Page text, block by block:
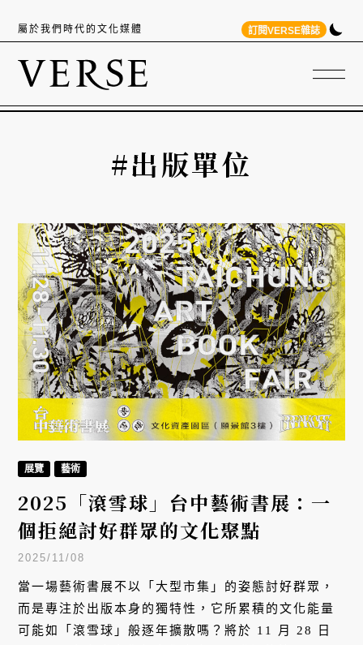
屬於我們時代的文化媒體 訂閱VERSE雜誌
#出版單位
展覽 藝術
2025「滾雪球」台中藝術書展：一
個拒絕討好群眾的文化聚點
2025/11/08
當一場藝術書展不以「大型市集」的姿態討好群眾，
而是專注於出版本身的獨特性，它所累積的文化能量
可能如「滾雪球」般逐年擴散嗎？將於 11 月 28 日